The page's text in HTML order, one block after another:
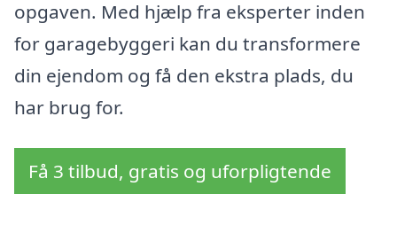
opgaven. Med hjælp fra eksperter inden
for garagebyggeri kan du transformere
din ejendom og få den ekstra plads, du
har brug for.
Få 3 tilbud, gratis og uforpligtende